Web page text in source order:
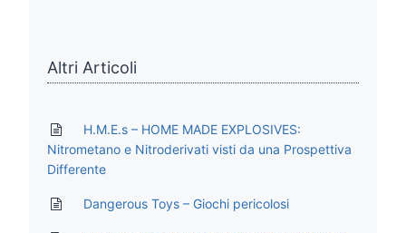
Altri Articoli
H.M.E.s – HOME MADE EXPLOSIVES:
Nitrometano e Nitroderivati visti da una Prospettiva
Differente
Dangerous Toys – Giochi pericolosi